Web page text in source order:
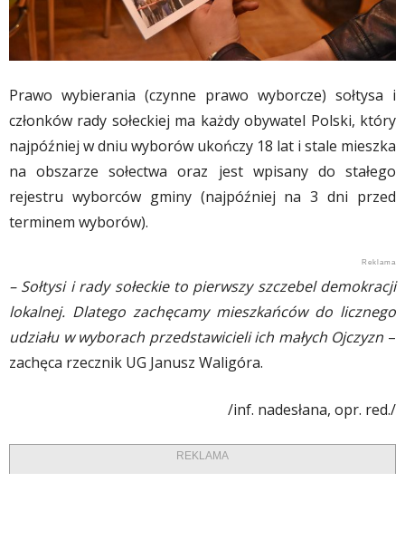
Prawo wybierania (czynne prawo wyborcze) sołtysa i
członków rady sołeckiej ma każdy obywatel Polski, który
najpóźniej w dniu wyborów ukończy 18 lat i stale mieszka
na obszarze sołectwa oraz jest wpisany do stałego
rejestru wyborców gminy (najpóźniej na 3 dni przed
terminem wyborów).
– Sołtysi i rady sołeckie to pierwszy szczebel demokracji
lokalnej. Dlatego zachęcamy mieszkańców do licznego
udziału w wyborach przedstawicieli ich małych Ojczyzn –
zachęca rzecznik UG Janusz Waligóra.
/inf. nadesłana, opr. red./
REKLAMA